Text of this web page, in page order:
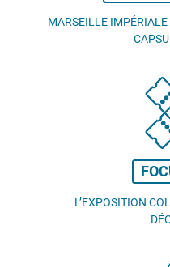
MARSEILLE
L’EXPOSITION